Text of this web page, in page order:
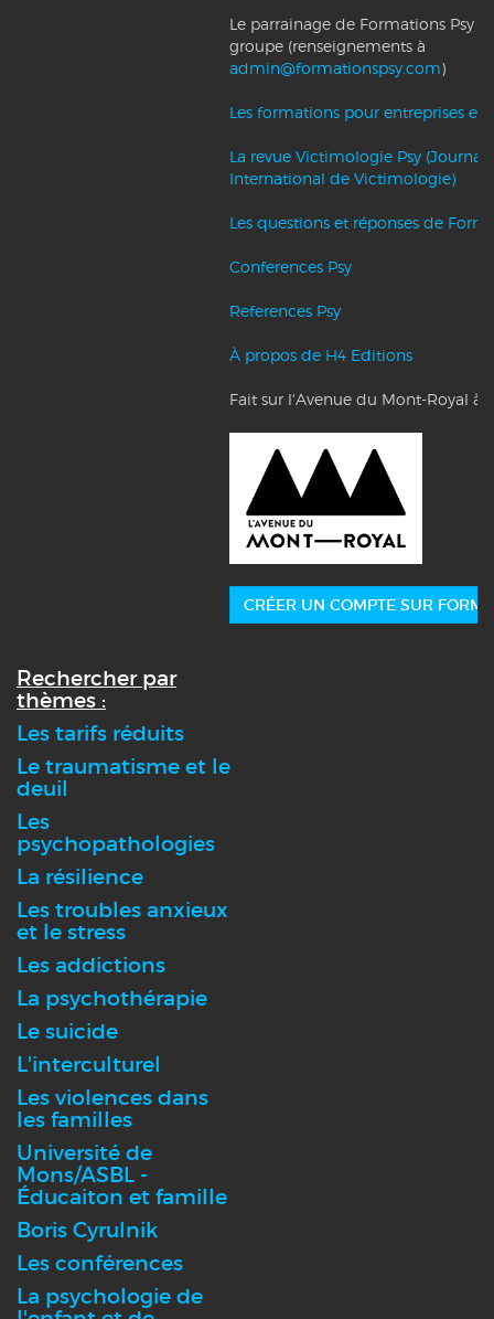
Le parrainage de Formations Psy
groupe (renseignements à
admin@formationspsy.com)
Les formations pour entreprises et
La revue Victimologie Psy (Journal
International de Victimologie)
Les questions et réponses de
Conferences Psy
References Psy
À propos de H4 Editions
Fait sur l'Avenue du Mont-Royal à
CRÉER UN COMPTE SUR
Rechercher par
thèmes :
Les tarifs réduits
Le traumatisme et le
deuil
Les
psychopathologies
La résilience
Les troubles anxieux
et le stress
Les addictions
La psychothérapie
Le suicide
L'interculturel
Les violences dans
les familles
Université de
Mons/ASBL -
Éducaiton et famille
Boris Cyrulnik
Les conférences
La psychologie de